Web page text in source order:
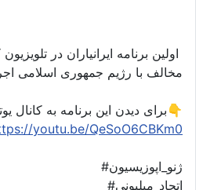
اولین برنامه ایرانیاران در
مخالف با رژیم جمهوری اسلامی
برای دیدن این برنامه به کانال یوتیوب #شبکه_ایرانیاران رجوع کنید👇
youtu.be/QeSoO6CBKm0
#ژنو_اپوزیسیون
#اتحاد_میلیونی